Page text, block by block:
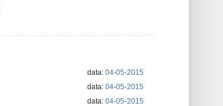
data: 04-05-2015
data: 04-05-2015
data: 04-05-2015